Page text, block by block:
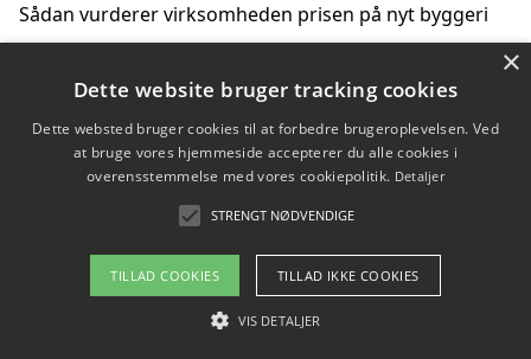
Sådan vurderer virksomheden prisen på nyt byggeri
Sådan får du hjælp til en hjemmeside uden binding
Copyright 2026 - Pilanto Aps
Om / kontakt
Blog Betingelser
×
Dette website bruger tracking cookies
Dette websted bruger cookies til at forbedre brugeroplevelsen. Ved
at bruge vores hjemmeside accepterer du alle cookies i
overensstemmelse med vores cookiepolitik. Detaljer
STRENGT NØDVENDIGE
TILLAD COOKIES TILLAD IKKE COOKIES
VIS DETALJER